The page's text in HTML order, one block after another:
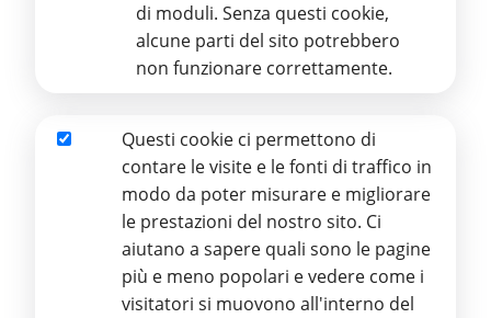
di moduli. Senza questi cookie,
alcune parti del sito potrebbero
non funzionare correttamente.
Questi cookie ci permettono di
contare le visite e le fonti di traffico in
modo da poter misurare e migliorare
le prestazioni del nostro sito. Ci
aiutano a sapere quali sono le pagine
più e meno popolari e vedere come i
visitatori si muovono all'interno del
Bilancio Sociale 2023
Bilancio di previsione 2024
Anno 2024
Bilancio di previsione 2025
Bilancio ETS e relazione di missione 2024
Bilancio Sociale 2024